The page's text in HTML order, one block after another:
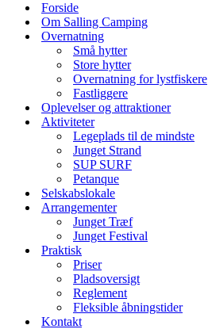
Forside
Om Salling Camping
Overnatning
Små hytter
Store hytter
Overnatning for lystfiskere
Fastliggere
Oplevelser og attraktioner
Aktiviteter
Legeplads til de mindste
Junget Strand
SUP SURF
Petanque
Selskabslokale
Arrangementer
Junget Træf
Junget Festival
Praktisk
Priser
Pladsoversigt
Reglement
Fleksible åbningstider
Kontakt